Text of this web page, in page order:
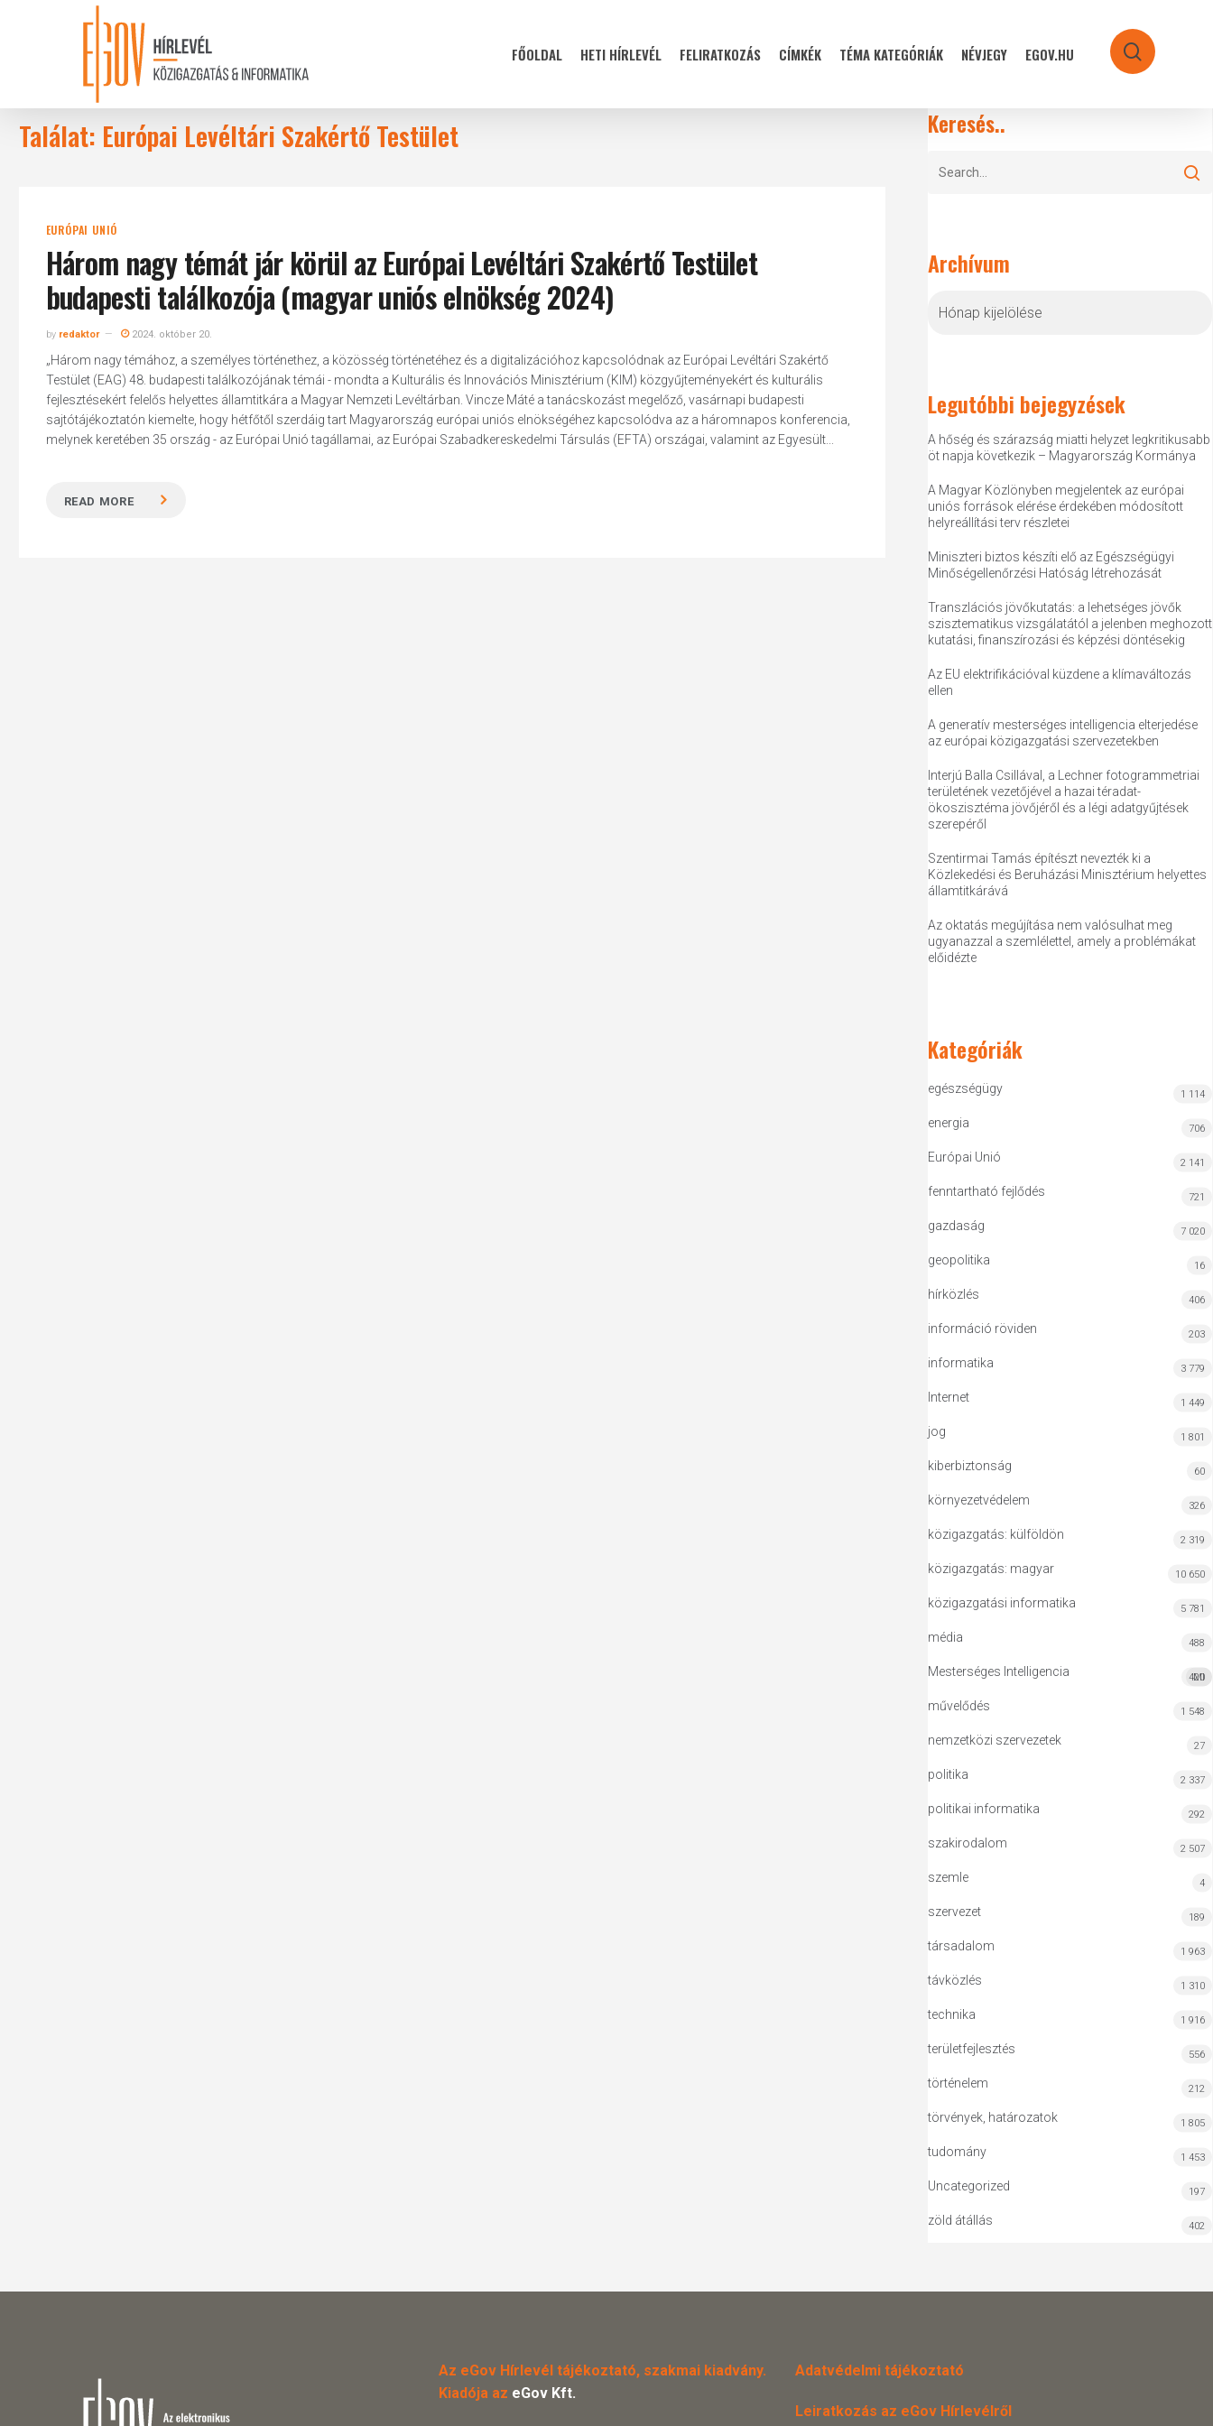
FŐOLDAL HETI HÍRLEVÉL FELIRATKOZÁS CÍMKÉK TÉMA KATEGÓRIÁK NÉVJEGY EGOV.HU search
Találat: Európai Levéltári Szakértő Testület
EURÓPAI UNIÓ
Három nagy témát jár körül az Európai Levéltári Szakértő Testület
budapesti találkozója (magyar uniós elnökség 2024)
by redaktor 2024. október 20.
„Három nagy témához, a személyes történethez, a közösség történetéhez és a digitalizációhoz kapcsolódnak az Európai Levéltári Szakértő
Testület (EAG) 48. budapesti találkozójának témái - mondta a Kulturális és Innovációs Minisztérium (KIM) közgyűjteményekért és kulturális
fejlesztésekért felelős helyettes államtitkára a Magyar Nemzeti Levéltárban. Vincze Máté a tanácskozást megelőző, vasárnapi budapesti
sajtótájékoztatón kiemelte, hogy hétfőtől szerdáig tart Magyarország európai uniós elnökségéhez kapcsolódva az a háromnapos konferencia,
melynek keretében 35 ország - az Európai Unió tagállamai, az Európai Szabadkereskedelmi Társulás (EFTA) országai, valamint az Egyesült...
READ MORE
Keresés..
Archívum
Legutóbbi bejegyzések
A hőség és szárazság miatti helyzet legkritikusabb
öt napja következik – Magyarország Kormánya
A Magyar Közlönyben megjelentek az európai
uniós források elérése érdekében módosított
helyreállítási terv részletei
Miniszteri biztos készíti elő az Egészségügyi
Minőségellenőrzési Hatóság létrehozását
Transzlációs jövőkutatás: a lehetséges jövők
szisztematikus vizsgálatától a jelenben meghozott
kutatási, finanszírozási és képzési döntésekig
Az EU elektrifikációval küzdene a klímaváltozás
ellen
A generatív mesterséges intelligencia elterjedése
az európai közigazgatási szervezetekben
Interjú Balla Csillával, a Lechner fotogrammetriai
területének vezetőjével a hazai téradat-
ökoszisztéma jövőjéről és a légi adatgyűjtések
szerepéről
Szentirmai Tamás építészt nevezték ki a
Közlekedési és Beruházási Minisztérium helyettes
államtitkárává
Az oktatás megújítása nem valósulhat meg
ugyanazzal a szemlélettel, amely a problémákat
előidézte
Kategóriák
egészségügy 1 114
energia 706
Európai Unió 2 141
fenntartható fejlődés 721
gazdaság 7 020
geopolitika 16
hírközlés 406
információ röviden 203
informatika 3 779
Internet 1 449
jog 1 801
kiberbiztonság 60
környezetvédelem 326
közigazgatás: külföldön 2 319
közigazgatás: magyar 10 650
közigazgatási informatika 5 781
média 488
Mesterséges Intelligencia MI
420
művelődés 1 548
nemzetközi szervezetek 27
politika 2 337
politikai informatika 292
szakirodalom 2 507
szemle 4
szervezet 189
társadalom 1 963
távközlés 1 310
technika 1 916
területfejlesztés 556
történelem 212
törvények, határozatok 1 805
tudomány 1 453
Uncategorized 197
zöld átállás 402
Az eGov Hírlevél tájékoztató, szakmai kiadvány.
Kiadója az eGov Kft.
Adatvédelmi tájékoztató
Leiratkozás az eGov Hírlevélről